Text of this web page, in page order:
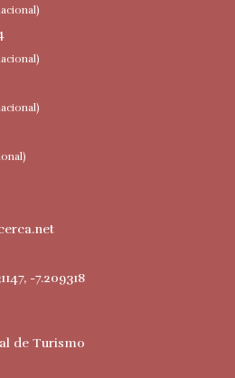
-7.209318
de Turismo